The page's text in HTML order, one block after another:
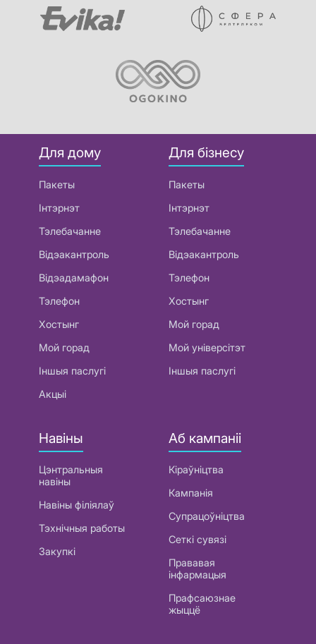
Для дому
Пакеты
Інтэрнэт
Тэлебачанне
Відэакантроль
Відэадамафон
Тэлефон
Хостынг
Мой горад
Іншыя паслугі
Акцыі
Для бізнесу
Пакеты
Інтэрнэт
Тэлебачанне
Відэакантроль
Тэлефон
Хостынг
Мой горад
Мой універсітэт
Іншыя паслугі
Навіны
Цэнтральныя
навіны
Навіны філіялаў
Тэхнічныя работы
Закупкі
Аб кампаніі
Кіраўніцтва
Кампанія
Супрацоўніцтва
Сеткі сувязі
Прававая
інфармацыя
Прафсаюзнае
жыццё